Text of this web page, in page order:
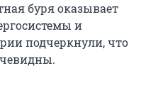
буря оказывает
и
подчеркнули, что